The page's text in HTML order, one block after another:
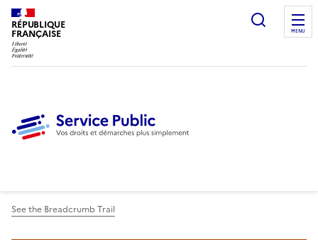
RÉPUBLIQUE
FRANÇAISE
Ouvrir
MENU
See the Breadcrumb Trail